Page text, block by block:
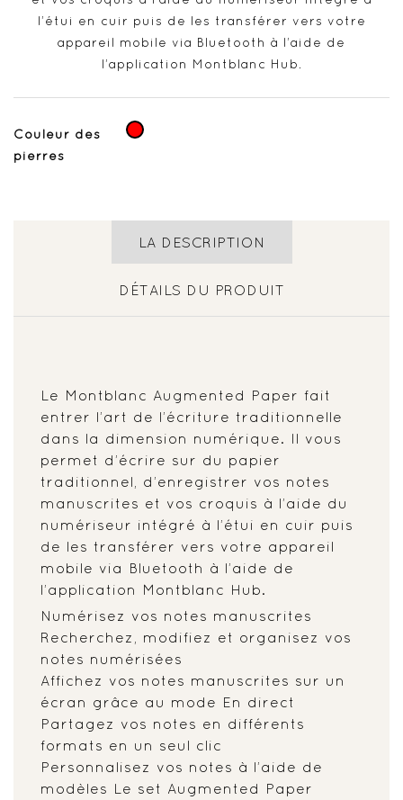
l’étui en cuir puis de les transférer vers votre
appareil mobile via Bluetooth à l’aide de
l’application Montblanc Hub.
Couleur des
pierres
Rouge
LA DESCRIPTION
DÉTAILS DU PRODUIT
Le Montblanc Augmented Paper fait
entrer l’art de l’écriture traditionnelle
dans la dimension numérique. Il vous
permet d’écrire sur du papier
traditionnel, d’enregistrer vos notes
manuscrites et vos croquis à l’aide du
numériseur intégré à l’étui en cuir puis
de les transférer vers votre appareil
mobile via Bluetooth à l’aide de
l’application Montblanc Hub.
Numérisez vos notes manuscrites
Recherchez, modifiez et organisez vos
notes numérisées
Affichez vos notes manuscrites sur un
écran grâce au mode En direct
Partagez vos notes en différents
formats en un seul clic
Personnalisez vos notes à l’aide de
modèles Le set Augmented Paper